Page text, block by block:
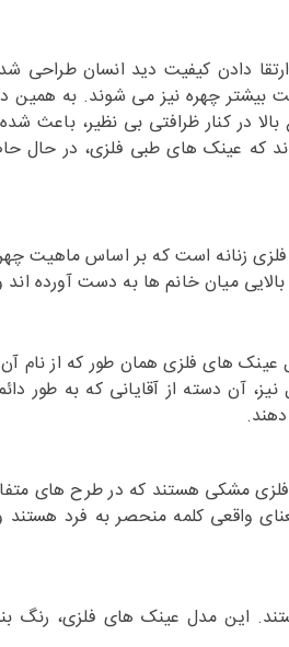
دادن کیفیت دید انسان
چهره نیز می شوند. به همین
در کنار ظرافتی بی نظیر، باعث
که عینک های طبی فلزی، در حال
زنانه است که بر اساس ماهیت
میان خانم ها به دست آورده
عینک های فلزی همان طور که از
آن دسته از آقایانی که به طور
مشکی هستند که در طرح های
واقعی کلمه منحصر به فرد
این مدل عینک های فلزی، رنگ